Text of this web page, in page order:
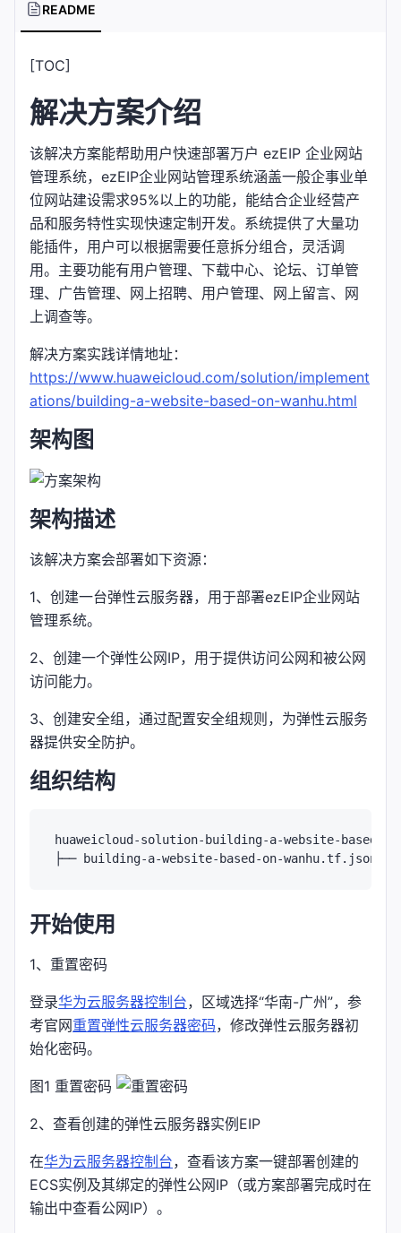
README
[TOC]
解决方案介绍
该解决方案能帮助用户快速部署万户 ezEIP 企业网站
管理系统，ezEIP企业网站管理系统涵盖一般企事业单
位网站建设需求95%以上的功能，能结合企业经营产
品和服务特性实现快速定制开发。系统提供了大量功
能插件，用户可以根据需要任意拆分组合，灵活调
用。主要功能有用户管理、下载中心、论坛、订单管
理、广告管理、网上招聘、用户管理、网上留言、网
上调查等。
解决方案实践详情地址：
https://www.huaweicloud.com/solution/implement
ations/building-a-website-based-on-wanhu.html
架构图
架构描述
该解决方案会部署如下资源：
1、创建一台弹性云服务器，用于部署ezEIP企业网站
管理系统。
2、创建一个弹性公网IP，用于提供访问公网和被公网
访问能力。
3、创建安全组，通过配置安全组规则，为弹性云服务
器提供安全防护。
组织结构
huaweicloud-solution-building-a-website-based-on-
├── building-a-website-based-on-wanhu.tf.json
开始使用
1、重置密码
登录华为云服务器控制台，区域选择“华南-广州”，参
考官网重置弹性云服务器密码，修改弹性云服务器初
始化密码。
图1 重置密码
2、查看创建的弹性云服务器实例EIP
在华为云服务器控制台，查看该方案一键部署创建的
ECS实例及其绑定的弹性公网IP（或方案部署完成时在
输出中查看公网IP）。